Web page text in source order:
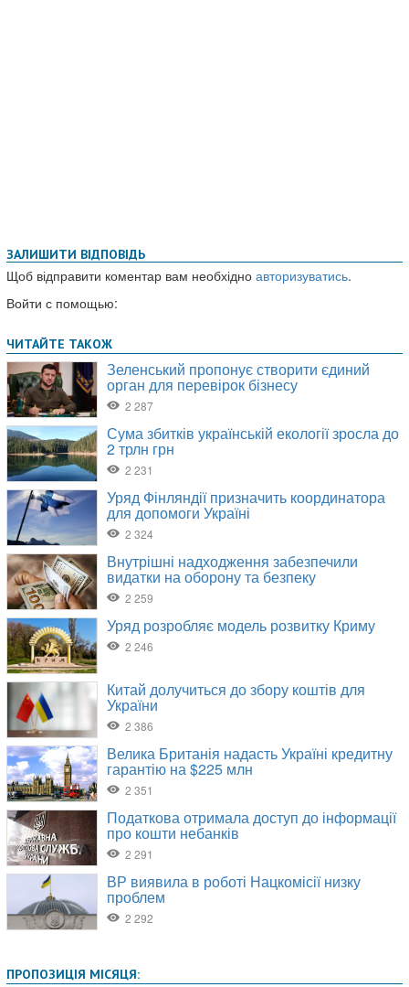
ЗАЛИШИТИ ВІДПОВІДЬ
Щоб відправити коментар вам необхідно авторизуватись.
Войти с помощью:
ПРОПОЗИЦІЯ МІСЯЦЯ: